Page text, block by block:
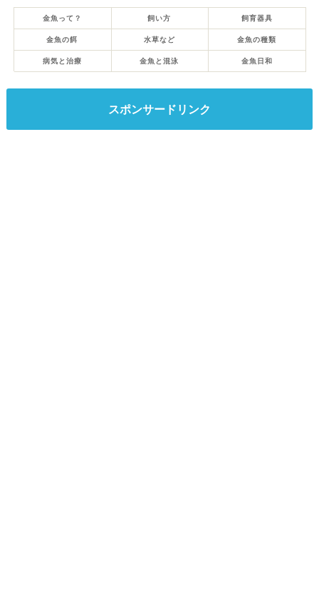
金魚って？ 飼い方 飼育器具
金魚の餌 水草など 金魚の種類
病気と治療 金魚と混泳 金魚日和
スポンサードリンク